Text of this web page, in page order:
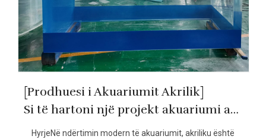
[Prodhuesi i Akuariumit Akrilik]
Si të hartoni një projekt akuariumi akrilik: Nga përzgjedhja e materialit në planifikimin inxhinierik
HyrjeNë ndërtimin modern të akuariumit, akriliku është